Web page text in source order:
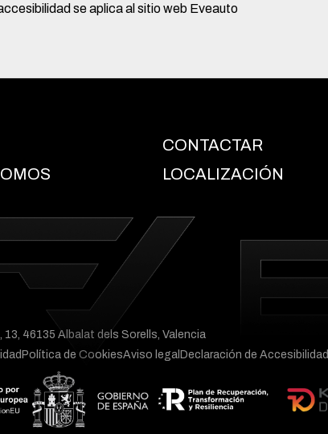
se aplica al sitio web Eveauto
CONTACTAR
LOCALIZACIÓN
13, 46135 Albalat dels Sorells, Valencia
Política de CookiesAviso legal Declaración de Accesibilidad